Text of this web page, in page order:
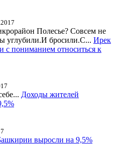
Полесье? Совсем не
углубили.И бросили.С... Ирек
с пониманием относиться к
Доходы жителей
выросли на 9,5%